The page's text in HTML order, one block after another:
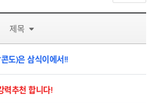
제목
도)은 삼식이에서!!
추천 합니다!